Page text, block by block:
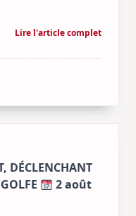
Lire l'article complet
DÉCLENCHANT
2 août